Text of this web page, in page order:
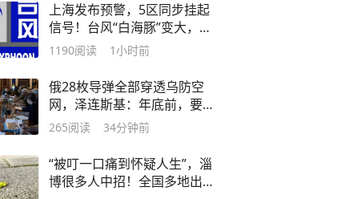
上海发布预警，5区同步挂起
信号！台风“白海豚”变大，申
城大风就在明天上午！直奔浙
到”，这台风是懂双休日的
1190阅读 1小时前
俄28枚导弹全部穿透乌防空
网，泽连斯基：年底前，要看
到反导防御系统“具体成果”
265阅读 34分钟前
“被叮一口痛到怀疑人生”，淄
博很多人中招！全国多地出